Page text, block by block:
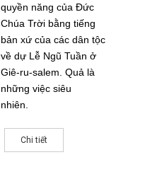
quyền năng của Đức
Chúa Trời bằng tiếng
bản xứ của các dân tộc
về dự Lễ Ngũ Tuần ở
Giê-ru-salem. Quả là
những việc siêu
nhiên.
Chi tiết